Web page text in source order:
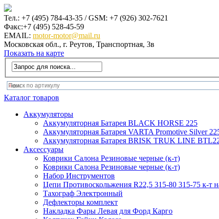
Тел.: +7 (495) 784-43-35 / GSM: +7 (926) 302-7621
Факс:+7 (495) 528-45-59
EMAIL: motor-motor@mail.ru
Московская обл., г. Реутов, Транспортная, 3в
Показать на карте
Каталог товаров
Аккумуляторы
Аккумуляторная Батарея BLACK HORSE 225
Аккумуляторная Батарея VARTA Promotive Silver
Аккумуляторная Батарея BRISK TRUK LINE
Аксеcсуары
Коврики Салона Резиновые черные (к-т)
Коврики Салона Резиновые черные (к-т)
Набор Инструментов
Цепи Противоскольжения R22,5 315-80 315-75 к-т
Тахограф Электронный
Дефлекторы комплект
Накладка Фары Левая для Форд Карго